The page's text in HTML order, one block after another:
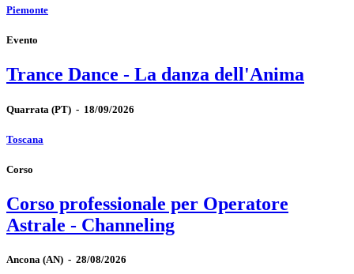
Piemonte
Evento
Trance Dance - La danza dell'Anima
Quarrata (PT) - 18/09/2026
Toscana
Corso
Corso professionale per Operatore
Astrale - Channeling
Ancona (AN) - 28/08/2026